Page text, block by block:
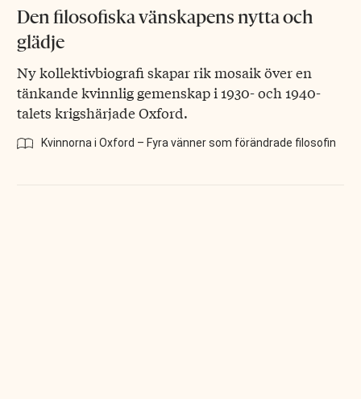
Den filosofiska vänskapens nytta och
glädje
Ny kollektivbiografi skapar rik mosaik över en
tänkande kvinnlig gemenskap i 1930- och 1940-
talets krigshärjade Oxford.
Kvinnorna i Oxford – Fyra vänner som förändrade filosofin